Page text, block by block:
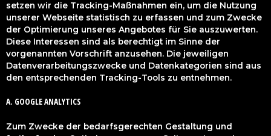
setzen wir die Tracking-Maßnahmen ein, um die Nutzung
unserer Webseite statistisch zu erfassen und zum Zwecke
der Optimierung unseres Angebotes für Sie auszuwerten.
Diese Interessen sind als berechtigt im Sinne der
vorgenannten Vorschrift anzusehen. Die jeweiligen
Datenverarbeitungszwecke und Datenkategorien sind aus
den entsprechenden Tracking-Tools zu entnehmen.
A. GOOGLE ANALYTICS
Zum Zwecke der bedarfsgerechten Gestaltung und